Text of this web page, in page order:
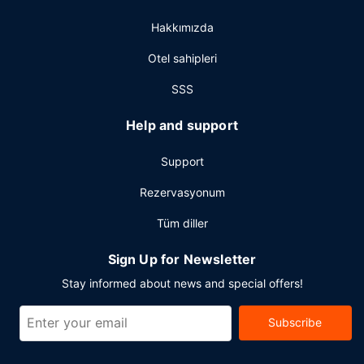
temizleme/çamaşır yıkama servisi mevcuttur. Clydebank
misafirlerimize 2626 ayak kare alanda konferans merkezi
ve 15 toplantı odası sunmaktadır. Kısıtlı kapasitede otopark
Hakkımızda
Otel sahipleri
SSS
Help and support
Support
Rezervasyonum
Tüm diller
Sign Up for Newsletter
Stay informed about news and special offers!
Subscribe